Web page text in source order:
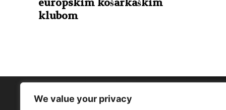
We value your privacy
europskim košarkaškim
klubom